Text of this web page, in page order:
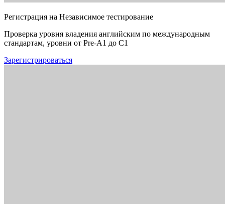
Регистрация на Независимое тестирование
Проверка уровня владения английским по международным
стандартам, уровни от Pre-A1 до C1
Зарегистрироваться